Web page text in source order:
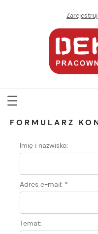
FORMULARZ
Imię i nazwisko:
Adres e-mail: *
Temat: